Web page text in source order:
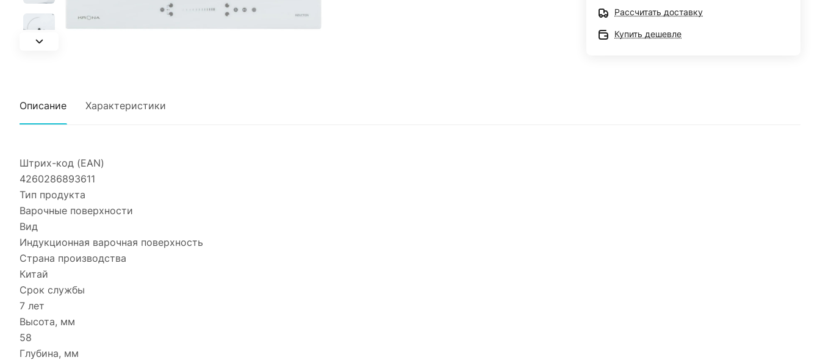
Рассчитать доставку
Купить дешевле
Описание Характеристики
Штрих-код (EAN)
4260286893611
Тип продукта
Варочные поверхности
Вид
Индукционная варочная поверхность
Страна производства
Китай
Срок службы
7 лет
Высота, мм
58
Глубина, мм